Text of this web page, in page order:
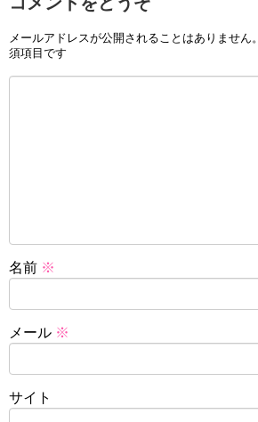
メールアドレスが公開されることはありません。
須項目です
名前 ※
メール ※
サイト